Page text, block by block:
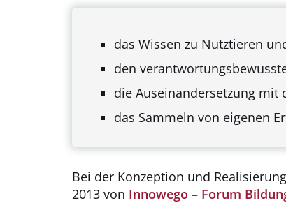
das Wissen zu Nutztieren
den
die Auseinandersetzung mit
das Sammeln von eigenen
Bei der Konzeption und
2013 von Innowego – Forum